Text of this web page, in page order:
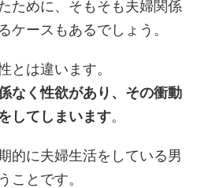
ために、そもそも夫婦関係
ケースもあるでしょう。
とは違います。
なく性欲があり、その衝動
してしまいます。
的に夫婦生活をしている男
ことです。